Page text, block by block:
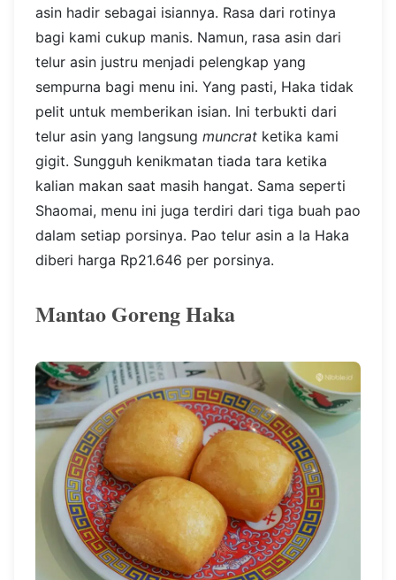
asin hadir sebagai isiannya. Rasa dari rotinya
bagi kami cukup manis. Namun, rasa asin dari
telur asin justru menjadi pelengkap yang
sempurna bagi menu ini. Yang pasti, Haka tidak
pelit untuk memberikan isian. Ini terbukti dari
telur asin yang langsung muncrat ketika kami
gigit. Sungguh kenikmatan tiada tara ketika
kalian makan saat masih hangat. Sama seperti
Shaomai, menu ini juga terdiri dari tiga buah pao
dalam setiap porsinya. Pao telur asin a la Haka
diberi harga Rp21.646 per porsinya.
Mantao Goreng Haka